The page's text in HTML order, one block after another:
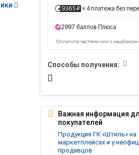
Способы получения:
Важная информация
покупателей
Продукция ГК «Штиль» на
маркетплейсах и у
продавцов